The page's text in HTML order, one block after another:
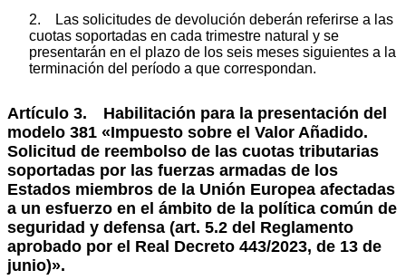
2. Las solicitudes de devolución deberán referirse a las
cuotas soportadas en cada trimestre natural y se
presentarán en el plazo de los seis meses siguientes a la
terminación del período a que correspondan.
Artículo 3. Habilitación para la presentación del
modelo 381 «Impuesto sobre el Valor Añadido.
Solicitud de reembolso de las cuotas tributarias
soportadas por las fuerzas armadas de los
Estados miembros de la Unión Europea afectadas
a un esfuerzo en el ámbito de la política común de
seguridad y defensa (art. 5.2 del Reglamento
aprobado por el Real Decreto 443/2023, de 13 de
junio)».